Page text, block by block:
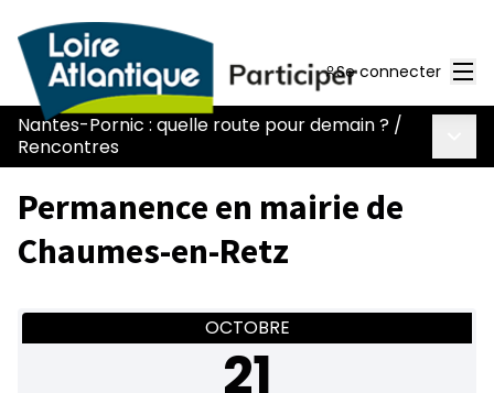
Se connecter
Nantes-Pornic : quelle route pour demain ? /
Rencontres
Permanence en mairie de
Chaumes-en-Retz
OCTOBRE
21